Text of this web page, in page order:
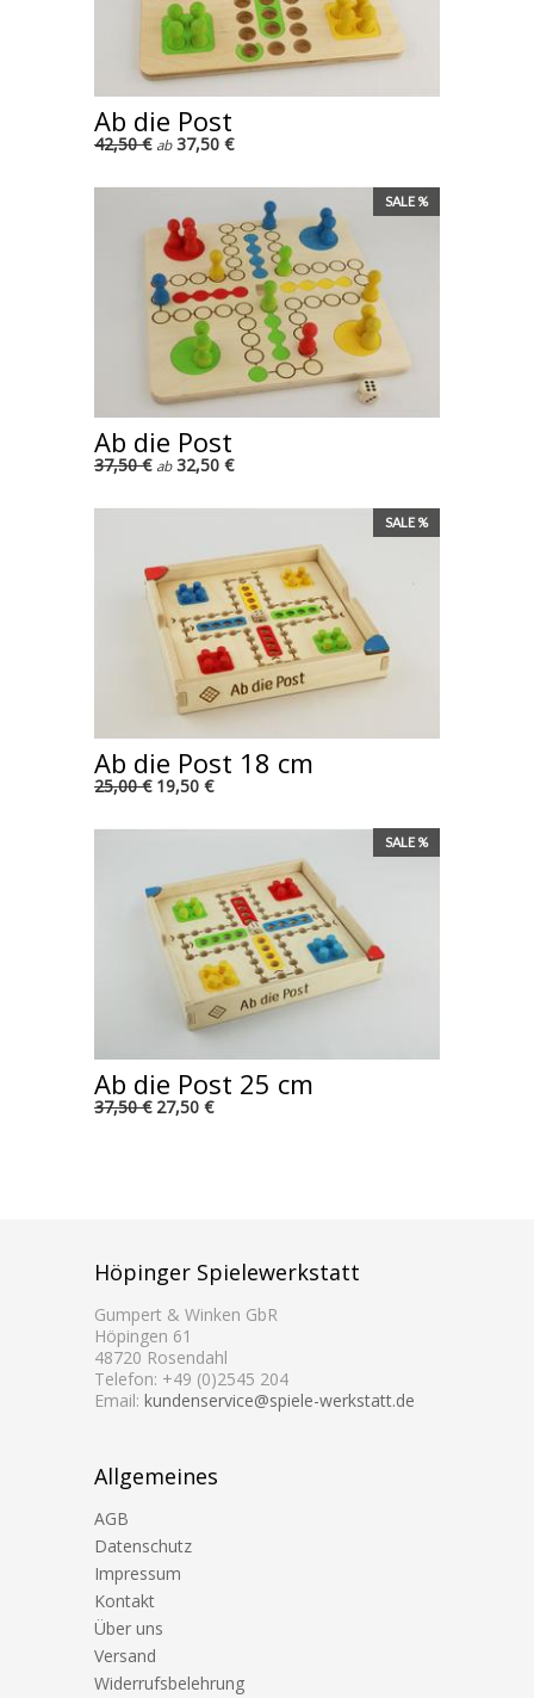
Ab die Post
42,50 € ab37,50 €
SALE %
Ab die Post
37,50 € ab32,50 €
SALE %
Ab die Post 18 cm
25,00 €19,50 €
SALE %
Ab die Post 25 cm
37,50 €27,50 €
Höpinger Spielewerkstatt
Gumpert & Winken GbR
Höpingen 61
48720 Rosendahl
Telefon: +49 (0)2545 204
Email: kundenservice@spiele-werkstatt.de
Allgemeines
AGB
Datenschutz
Impressum
Kontakt
Über uns
Versand
Widerrufsbelehrung